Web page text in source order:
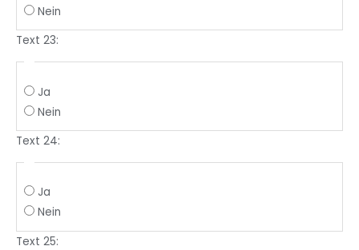
Nein
Text 23:
Ja
Nein
Text 24:
Ja
Nein
Text 25: